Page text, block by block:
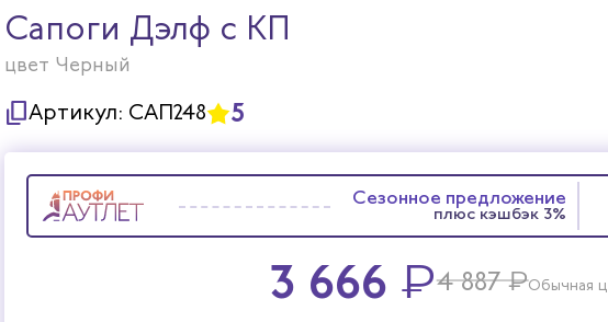
Сапоги Дэлф с КП
цвет Черный
Артикул: САП248 5
Сезонное предложение
плюс кэшбэк 3%
3 666 ₽4 887₽Обычная